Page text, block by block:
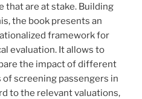
that are at stake. Building
the book presents an
framework for
evaluation. It allows to
the impact of different
of screening passengers in
to the relevant valuations,